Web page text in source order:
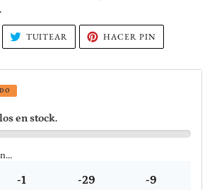
TUITEAR TUITEAR
TWITTER
HACER PINPINEAR
PINTEREST
en stock.
-1
-29
-10